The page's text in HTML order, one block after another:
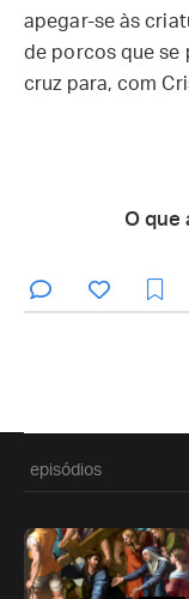
apegar-se às
de porcos que se
cruz para, com
O que
episódios